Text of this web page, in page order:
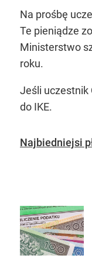
Na prośbę
Te pieniądze
Ministerstwo
roku.
Jeśli uczestnik
do IKE.
Najbiedniejsi